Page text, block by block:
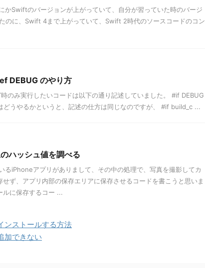
かSwiftのバージョンが上がっていて、自分が習っていた時のバージ
のに、Swift 4まで上がっていて、Swift 2時代のソースコードのコン
DEBUG のやり方
のみ実行したいコードは以下の通り記述していました。 #if DEBUG
うやるかというと、記述の仕方は同じなのですが、 #if build_c ...
ハッシュ値を調べる
るiPhoneアプリがありまして、その中の処理で、写真を撮影してカ
せず、アプリ内部の保存エリアに保存させるコードを書こうと思いま
ルに保存するコー ...
ンストールする方法
加できない